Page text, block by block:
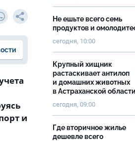
и
Не ешьте всего семь
продуктов и
сегодня, 10:00
Крупный хищник
растаскивает антилоп
и домашних животных
в Астраханской области
сегодня, 09:00
Где вторичное жилье
дешевле всего